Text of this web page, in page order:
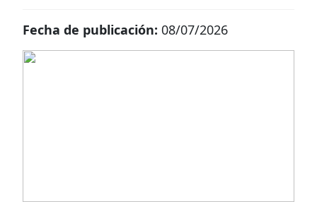
Fecha de publicación: 08/07/2026